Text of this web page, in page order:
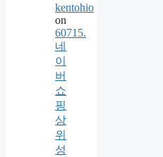
kentohio
on
60715.
네
이
버
쇼
핑
상
위
성